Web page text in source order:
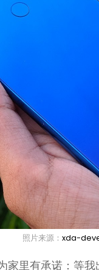
照片来源： xda-
家里有承诺：等